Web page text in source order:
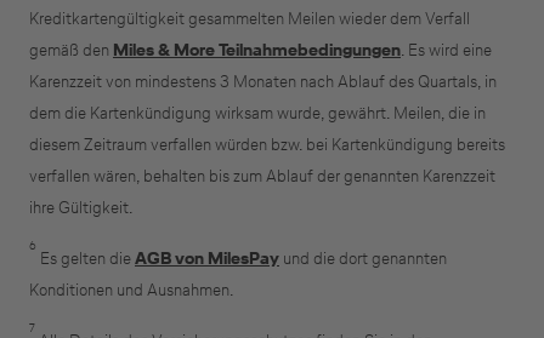
Kreditkartengültigkeit gesammelten Meilen wieder dem Verfall
gemäß den Miles & More Teilnahmebedingungen. Es wird eine
Karenzzeit von mindestens 3 Monaten nach Ablauf des Quartals, in
dem die Kartenkündigung wirksam wurde, gewährt. Meilen, die in
diesem Zeitraum verfallen würden bzw. bei Kartenkündigung bereits
verfallen wären, behalten bis zum Ablauf der genannten Karenzzeit
ihre Gültigkeit.
6
Es gelten dieAGB von MilesPay und die dort genannten
Konditionen und Ausnahmen.
7